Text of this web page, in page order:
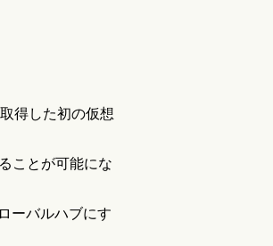
得した初の仮想
ことが可能にな
ーバルハブにす